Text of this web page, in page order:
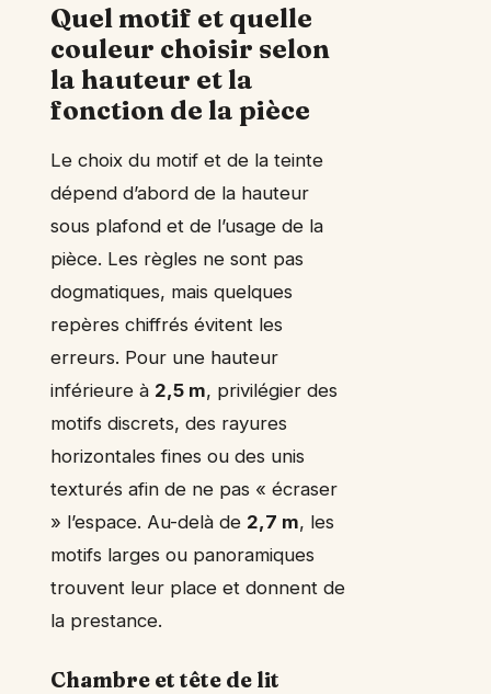
Quel motif et quelle
couleur choisir selon
la hauteur et la
fonction de la pièce
Le choix du motif et de la teinte
dépend d’abord de la hauteur
sous plafond et de l’usage de la
pièce. Les règles ne sont pas
dogmatiques, mais quelques
repères chiffrés évitent les
erreurs. Pour une hauteur
inférieure à 2,5 m, privilégier des
motifs discrets, des rayures
horizontales fines ou des unis
texturés afin de ne pas « écraser
» l’espace. Au-delà de 2,7 m, les
motifs larges ou panoramiques
trouvent leur place et donnent de
la prestance.
Chambre et tête de lit